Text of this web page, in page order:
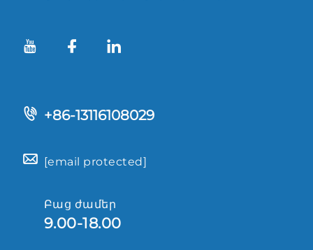
+86-13116108029
[email protected]
Բաց ժամեր
9.00-18.00